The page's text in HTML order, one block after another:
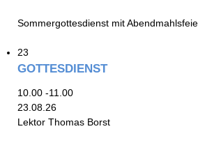
Sommergottesdienst mit
23
GOTTESDIENST
10.00 -11.00
23.08.26
Lektor Thomas Borst